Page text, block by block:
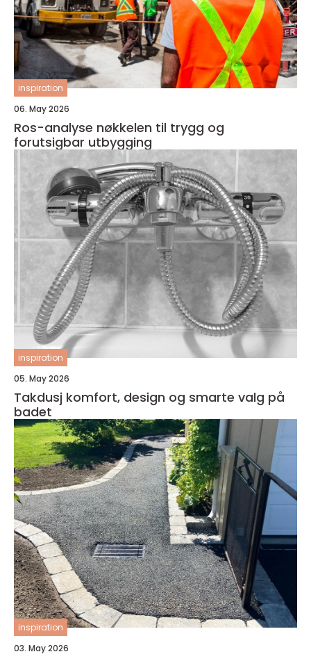
inspiration
06. May 2026
Ros-analyse nøkkelen til trygg og
forutsigbar utbygging
inspiration
05. May 2026
Takdusj komfort, design og smarte valg på
badet
inspiration
03. May 2026